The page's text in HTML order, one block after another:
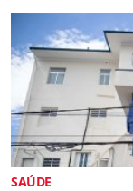
SAÚDE